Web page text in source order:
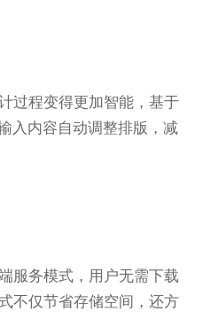
过程变得更加智能，基于
入内容自动调整排版，减
服务模式，用户无需下载
不仅节省存储空间，还方